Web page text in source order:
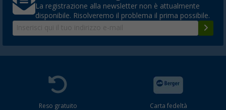
La registrazione alla newsletter non è attualmente
disponibile. Risolveremo il problema il prima possibile.
Reso gratuito
Carta fedeltà